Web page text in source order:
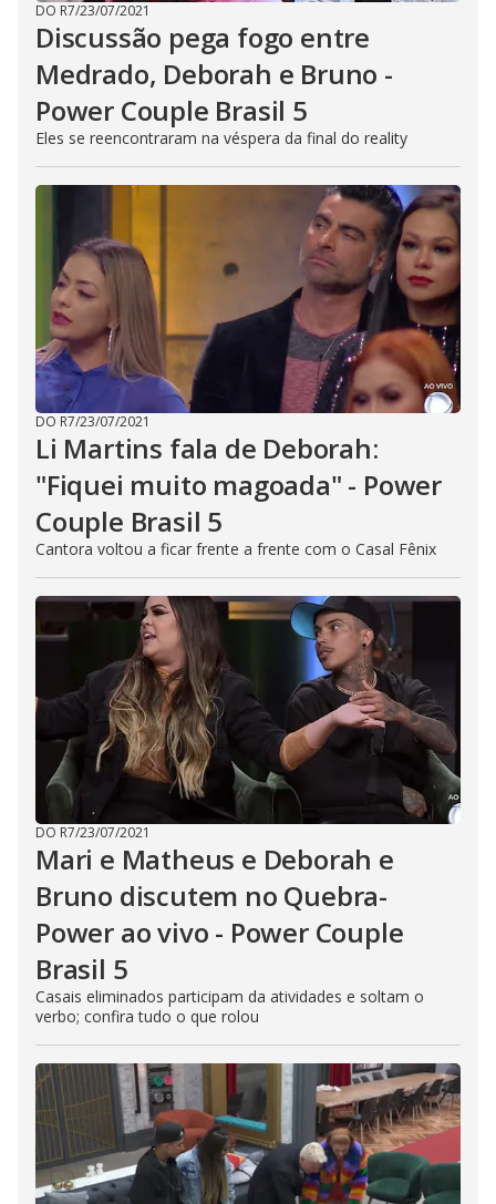
DO R7/23/07/2021
Discussão pega fogo entre
Medrado, Deborah e Bruno -
Power Couple Brasil 5
Eles se reencontraram na véspera da final do reality
DO R7/23/07/2021
Li Martins fala de Deborah:
"Fiquei muito magoada" - Power
Couple Brasil 5
Cantora voltou a ficar frente a frente com o Casal Fênix
DO R7/23/07/2021
Mari e Matheus e Deborah e
Bruno discutem no Quebra-
Power ao vivo - Power Couple
Brasil 5
Casais eliminados participam da atividades e soltam o
verbo; confira tudo o que rolou